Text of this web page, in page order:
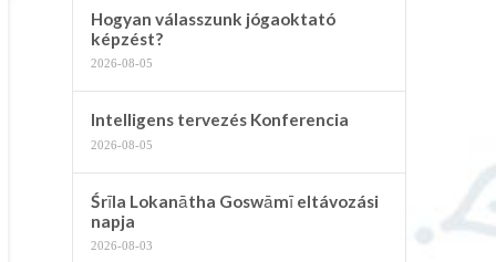
Hogyan válasszunk jógaoktató
képzést?
2026-08-05
Intelligens tervezés Konferencia
2026-08-05
Śrīla Lokanātha Goswāmī eltávozási
napja
2026-08-03